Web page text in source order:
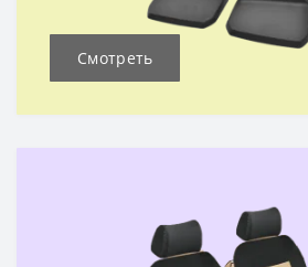
Смотреть